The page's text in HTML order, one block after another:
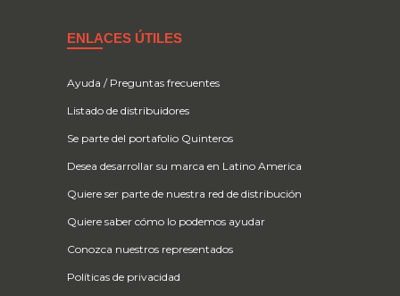
ENLACES ÚTILES
Ayuda / Preguntas frecuentes
Listado de distribuidores
Se parte del portafolio Quinteros
Desea desarrollar su marca en Latino America
Quiere ser parte de nuestra red de distribución
Quiere saber cómo lo podemos ayudar
Conozca nuestros representados
Políticas de privacidad